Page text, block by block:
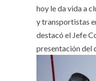
hoy le da vida a
y transportistas
destacó el Jefe
presentación del